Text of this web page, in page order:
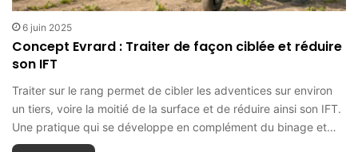
6 juin 2025
Concept Evrard : Traiter de façon ciblée et réduire
son IFT
Traiter sur le rang permet de cibler les adventices sur environ
un tiers, voire la moitié de la surface et de réduire ainsi son IFT.
Une pratique qui se développe en complément du binage et…